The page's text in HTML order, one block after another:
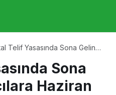
Telif Yasasında Sona Gelindi:
Sona
Haziran
Sona Gelindi: